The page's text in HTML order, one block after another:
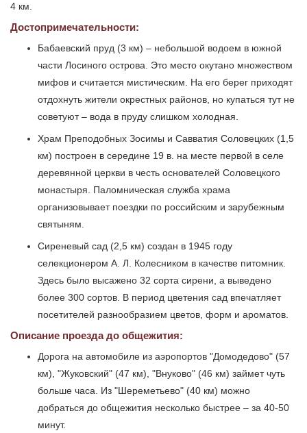
4 км.
Достопримечательности:
Бабаевский пруд (3 км) – небольшой водоем в южной
части Лосиного острова. Это место окутано множеством
мифов и считается мистическим. На его берег приходят
отдохнуть жители окрестных районов, но купаться тут не
советуют – вода в пруду слишком холодная.
Храм Преподобных Зосимы и Савватия Соловецких (1,5
км) построен в середине 19 в. на месте первой в селе
деревянной церкви в честь основателей Соловецкого
монастыря. Паломническая служба храма
организовывает поездки по российским и зарубежным
святыням.
Сиреневый сад (2,5 км) создан в 1945 году
селекционером А. Л. Колесником в качестве питомник.
Здесь было высажено 32 сорта сирени, а выведено
более 300 сортов. В период цветения сад впечатляет
посетителей разнообразием цветов, форм и ароматов.
Описание проезда до общежития:
Дорога на автомобиле из аэропортов "Домодедово" (57
км), "Жуковский" (47 км), "Внуково" (46 км) займет чуть
больше часа. Из "Шереметьево" (40 км) можно
добраться до общежития несколько быстрее – за 40-50
минут.